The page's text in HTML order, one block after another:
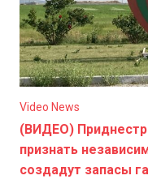
Video News
(ВИДЕО)
признать
создадут запасы